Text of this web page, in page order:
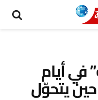
في أيام
يتحوّل